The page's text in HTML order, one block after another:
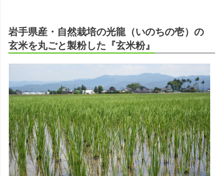
岩手県産・自然栽培の光龍（いのちの壱）の
玄米を丸ごと製粉した『玄米粉』